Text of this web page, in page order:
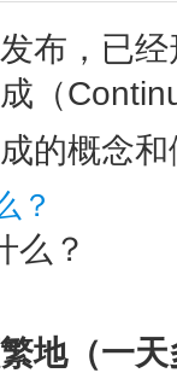
布，已
（
的概念
么？
地（一